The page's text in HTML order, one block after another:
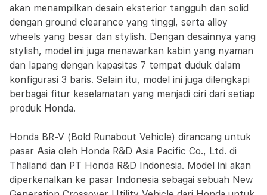
akan menampilkan desain eksterior tangguh dan solid
dengan ground clearance yang tinggi, serta alloy
wheels yang besar dan stylish. Dengan desainnya yang
stylish, model ini juga menawarkan kabin yang nyaman
dan lapang dengan kapasitas 7 tempat duduk dalam
konfigurasi 3 baris. Selain itu, model ini juga dilengkapi
berbagai fitur keselamatan yang menjadi ciri dari setiap
produk Honda.
Honda BR-V (Bold Runabout Vehicle) dirancang untuk
pasar Asia oleh Honda R&D Asia Pacific Co., Ltd. di
Thailand dan PT Honda R&D Indonesia. Model ini akan
diperkenalkan ke pasar Indonesia sebagai sebuah New